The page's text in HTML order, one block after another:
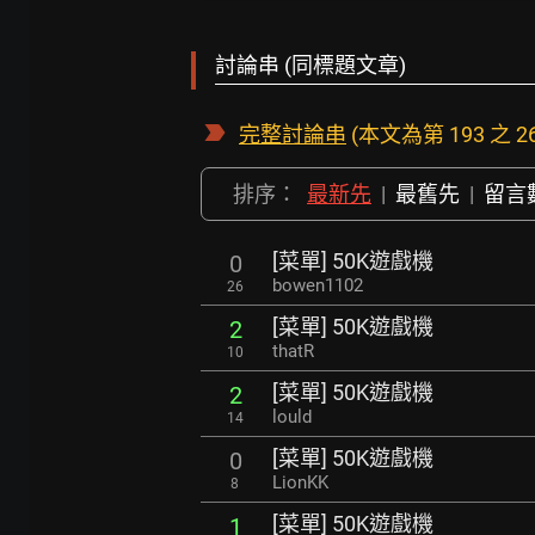
討論串 (同標題文章)
完整討論串 (本文為第 193 之
排序： 最新先 | 最舊先 | 留言
0
26
[菜單] 50K遊戲機
bowen1102
2
10
[菜單] 50K遊戲機
thatR
2
14
[菜單] 50K遊戲機
lould
0
8
[菜單] 50K遊戲機
LionKK
1 [菜單] 50K遊戲機